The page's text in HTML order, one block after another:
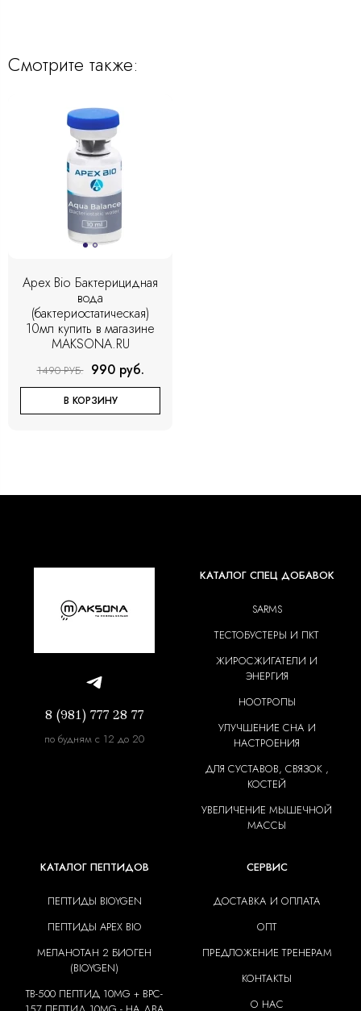
Смотрите также:
Apex Bio Бактерицидная
вода
(бактериостатическая)
10мл купить в магазине
MAKSONA.RU
1490 РУБ. 990 руб.
В КОРЗИНУ
8 (981) 777 28 77
по будням с 12 до 20
КАТАЛОГ СПЕЦ ДОБАВОК
SARMS
ТЕСТОБУСТЕРЫ И ПКТ
ЖИРОСЖИГАТЕЛИ И
ЭНЕРГИЯ
НООТРОПЫ
УЛУЧШЕНИЕ СНА И
НАСТРОЕНИЯ
ДЛЯ СУСТАВОВ, СВЯЗОК ,
КОСТЕЙ
УВЕЛИЧЕНИЕ МЫШЕЧНОЙ
МАССЫ
КАТАЛОГ ПЕПТИДОВ
ПЕПТИДЫ BIOYGEN
ПЕПТИДЫ APEX BIO
МЕЛАНОТАН 2 БИОГЕН
(BIOYGEN)
TB-500 ПЕПТИД 10MG + BPC-
СЕРВИС
ДОСТАВКА И ОПЛАТА
ОПТ
ПРЕДЛОЖЕНИЕ ТРЕНЕРАМ
КОНТАКТЫ
О НАС